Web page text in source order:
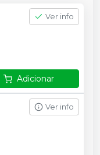
Ver info
Adicionar
Ver info